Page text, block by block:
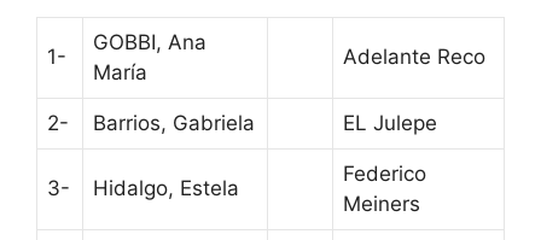
1-
GOBBI, Ana
María
Adelante Reco
2- Barrios, Gabriela EL Julepe
3- Hidalgo, Estela
Federico
Meiners